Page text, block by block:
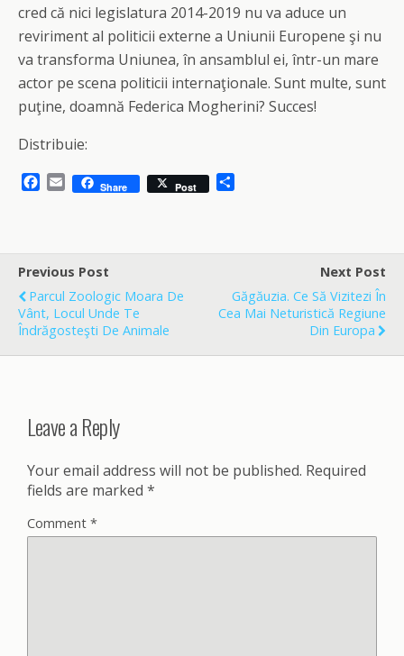
cred că nici legislatura 2014-2019 nu va aduce un
reviriment al politicii externe a Uniunii Europene şi nu
va transforma Uniunea, în ansamblul ei, într-un mare
actor pe scena politicii internaţionale. Sunt multe, sunt
puţine, doamnă Federica Mogherini? Succes!
Distribuie:
b
o
o
k
E
l
Share Post
e
Previous Post
Parcul Zoologic Мoara De
Vânt, Locul Unde Te
Îndrăgosteşti De Animale
Next Post
Găgăuzia. Ce Să Vizitezi În
Cea Mai Neturistică Regiune
Din Europa
Leave a Reply
Your email address will not be published. Required
fields are marked *
Comment *